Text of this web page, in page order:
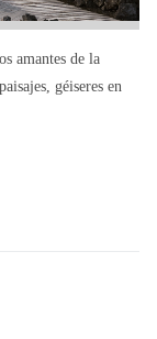
amantes de la
géiseres en